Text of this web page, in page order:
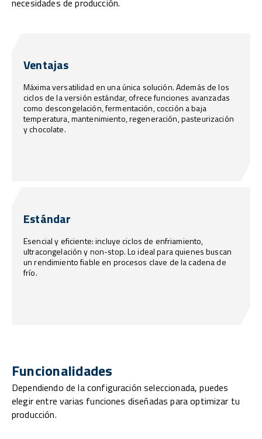
necesidades de producción.
Ventajas
Máxima versatilidad en una única solución. Además de los
ciclos de la versión estándar, ofrece funciones avanzadas
como descongelación, fermentación, cocción a baja
temperatura, mantenimiento, regeneración, pasteurización
y chocolate.
Estándar
Esencial y eficiente: incluye ciclos de enfriamiento,
ultracongelación y non-stop. Lo ideal para quienes buscan
un rendimiento fiable en procesos clave de la cadena de
frío.
Funcionalidades
Dependiendo de la configuración seleccionada, puedes
elegir entre varias funciones diseñadas para optimizar tu
producción.